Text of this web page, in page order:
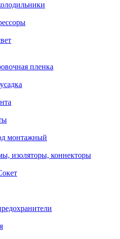
пленка
монтажный
изоляторы, коннекторы